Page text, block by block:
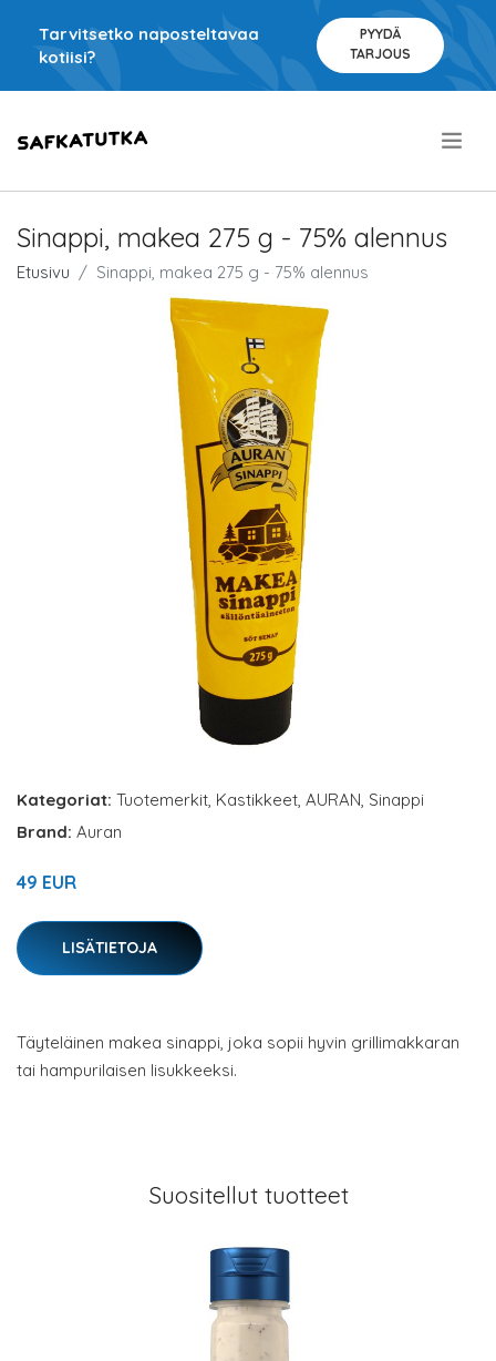
Tarvitsetko naposteltavaa
kotiisi?
PYYDÄ
TARJOUS
Sinappi, makea 275 g - 75% alennus
Etusivu Sinappi, makea 275 g - 75% alennus
Kategoriat: Tuotemerkit, Kastikkeet, AURAN, Sinappi
Brand: Auran
49 EUR
LISÄTIETOJA
Täyteläinen makea sinappi, joka sopii hyvin grillimakkaran
tai hampurilaisen lisukkeeksi.
Suositellut tuotteet